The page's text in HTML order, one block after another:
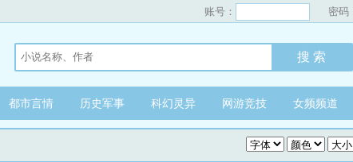
账号： 密码
都市言情 历史军事 科幻灵异 网游竞技 女频频道